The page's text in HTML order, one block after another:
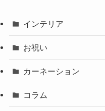
インテリア
お祝い
カーネーション
コラム